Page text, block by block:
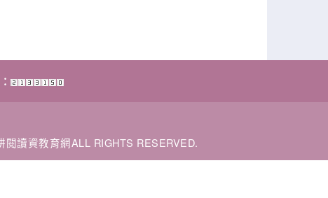
讀資教育網ALL RIGHTS RESERVED.